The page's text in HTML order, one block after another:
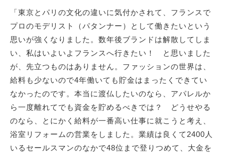
「東京とパリの文化の違いに気付かされて、フランスで
プロのモデリスト（パタンナー）として働きたいという
思いが強くなりました。数年後ブランドは解散してしま
い、私はいよいよフランスへ行きたい！ と思いました
が、先立つものはありません。ファッションの世界は、
給料も少ないので4年働いても貯金はまったくできてい
なかったのです。本当に渡仏したいのなら、アパレルか
ら一度離れてでも資金を貯めるべきでは？ どうせやる
のなら、とにかく給料が一番高い仕事に就こうと考え、
浴室リフォームの営業をしました。業績は良くて2400人
いるセールスマンのなかで48位まで登りつめて、大金を